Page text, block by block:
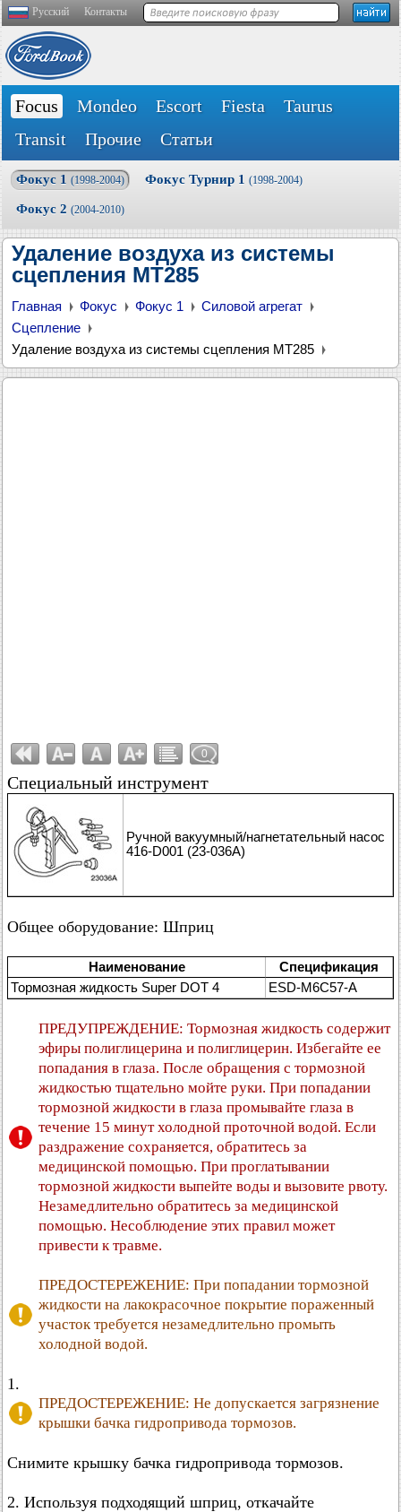
Русский Контакты
Focus Mondeo Escort Fiesta
Taurus
Transit
Прочие Статьи
Фокус 1 (1998-2004) Фокус Турнир 1 (1998-2004)
Фокус 2 (2004-2010)
Удаление воздуха из системы
сцепления MT285
Главная Фокус Фокус 1
Силовой агрегат
Сцепление
Удаление воздуха из системы сцепления MT285
0
Специальный инструмент
Ручной вакуумный/нагнетательный насос
416-D001 (23-036А)
Общее оборудование: Шприц
Наименование
Спецификация
Тормозная жидкость Super DOT 4
ESD-M6C57-A
ПРЕДУПРЕЖДЕНИЕ: Тормозная жидкость содержит
эфиры полиглицерина и полиглицерин. Избегайте ее
попадания в глаза. После обращения с тормозной
жидкостью тщательно мойте руки. При попадании
тормозной жидкости в глаза промывайте глаза в
течение 15 минут холодной проточной водой. Если
раздражение сохраняется, обратитесь за
медицинской помощью. При проглатывании
тормозной жидкости выпейте воды и вызовите рвоту.
Незамедлительно обратитесь за медицинской
помощью. Несоблюдение этих правил может
привести к травме.
ПРЕДОСТЕРЕЖЕНИЕ: При попадании тормозной
жидкости на лакокрасочное покрытие пораженный
участок требуется незамедлительно промыть
холодной водой.
1.
ПРЕДОСТЕРЕЖЕНИЕ: Не допускается загрязнение
крышки бачка гидропривода тормозов.
Снимите крышку бачка гидропривода тормозов.
2. Используя подходящий шприц, откачайте